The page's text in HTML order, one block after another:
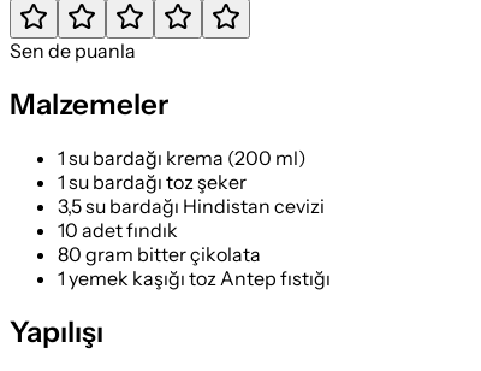
Sen de puanla
Malzemeler
1 su bardağı krema (200 ml)
1 su bardağı toz şeker
3,5 su bardağı Hindistan cevizi
10 adet fındık
80 gram bitter çikolata
1 yemek kaşığı toz Antep fıstığı
Yapılışı